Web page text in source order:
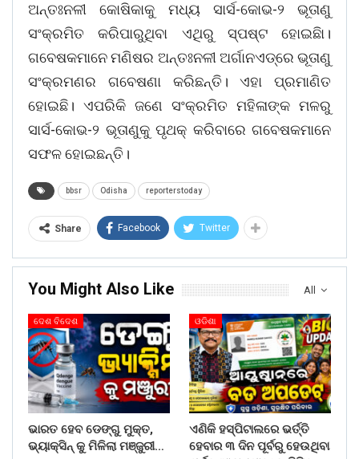
ଅନ୍ତଃନଳୀ କୋଷିକାକୁ ମଧ୍ୟ ସାର୍ସ-କୋଭ-୨ ଭୂତାଣୁ
ସଂକ୍ରମିତ କରିପାରୁଥିବା ଏଥିରୁ ସ୍ପଷ୍ଟ ହୋଇଛିା।
ଗବେଷକମାନେ ମଣିଷର ଅନ୍ତଃନଳୀ ଅର୍ଗାନଏଡ୍‌ରେ ଭୂତାଣୁ
ସଂକ୍ରମଣର ଗବେଷଣା କରିଛନ୍ତି। ଏହା ପ୍ରମାଣିତ
ହୋଇଛି। ଏପରିକି ଜଣେ ସଂକ୍ରମିତ ମହିଳାଙ୍କ ମଳରୁ
ସାର୍ସ-କୋଭ-୨ ଭୂତାଣୁକୁ ପୃଥକ୍‌ କରିବାରେ ଗବେଷକମାନେ
ସଫଳ ହୋଇଛନ୍ତି।
bbsr Odisha reporterstoday
Share Facebook Twitter
All
You Might Also Like
ଦେଶ ବିଦେଶ
ଭାରତ ହେବ ଡେଙ୍ଗୁ ମୁକ୍ତ,
ଭ୍ୟାକ୍ସିନ୍ କୁ ମିଳିଲା ମଞ୍ଜୁରୀ…
ଓଡିଶା
ଏଣିକି ହସ୍ପିଟାଲରେ ଭର୍ତ୍ତି
ହେବାର ୩ ଦିନ ପୂର୍ବରୁ ହେଉଥିବା